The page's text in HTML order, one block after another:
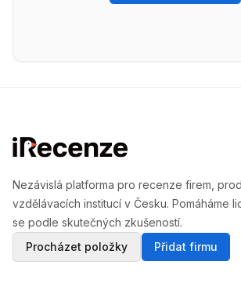
Nezávislá platforma pro recenze firem,
vzdělávacích institucí v Česku. Pomáháme
se podle skutečných zkušeností.
Procházet položky
Přidat firmu